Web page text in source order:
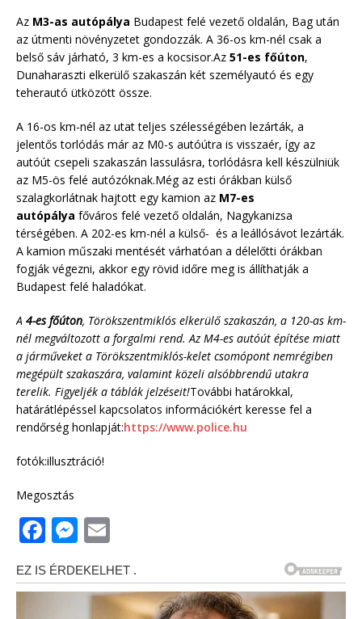
Az M3-as autópálya Budapest felé vezető oldalán, Bag után
az útmenti növényzetet gondozzák. A 36-os km-nél csak a
belső sáv járható, 3 km-es a kocsisor.Az 51-es főúton,
Dunaharaszti elkerülő szakaszán két személyautó és egy
teherautó ütközött össze.
A 16-os km-nél az utat teljes szélességében lezárták, a
jelentős torlódás már az M0-s autóútra is visszaér, így az
autóút csepeli szakaszán lassulásra, torlódásra kell készülniük
az M5-ös felé autózóknak.Még az esti órákban külső
szalagkorlátnak hajtott egy kamion az M7-es
autópálya főváros felé vezető oldalán, Nagykanizsa
térségében. A 202-es km-nél a külső- és a leállósávot lezárták.
A kamion műszaki mentését várhatóan a délelőtti órákban
fogják végezni, akkor egy rövid időre meg is állíthatják a
Budapest felé haladókat.
A 4-es főúton, Törökszentmiklós elkerülő szakaszán, a 120-as km-
nél megváltozott a forgalmi rend. Az M4-es autóút építése miatt
a járműveket a Törökszentmiklós-kelet csomópont nemrégiben
megépült szakaszára, valamint közeli alsóbbrendű utakra
terelik. Figyeljék a táblák jelzéseit!További határokkal,
határátlépéssel kapcsolatos információkért keresse fel a
rendőrség honlapját:https://www.police.hu
fotók:illusztráció!
Megosztás
F
a
c
M
ss
e
ai
l